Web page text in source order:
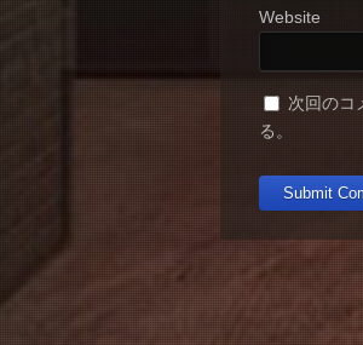
Website
次回のコ
る。